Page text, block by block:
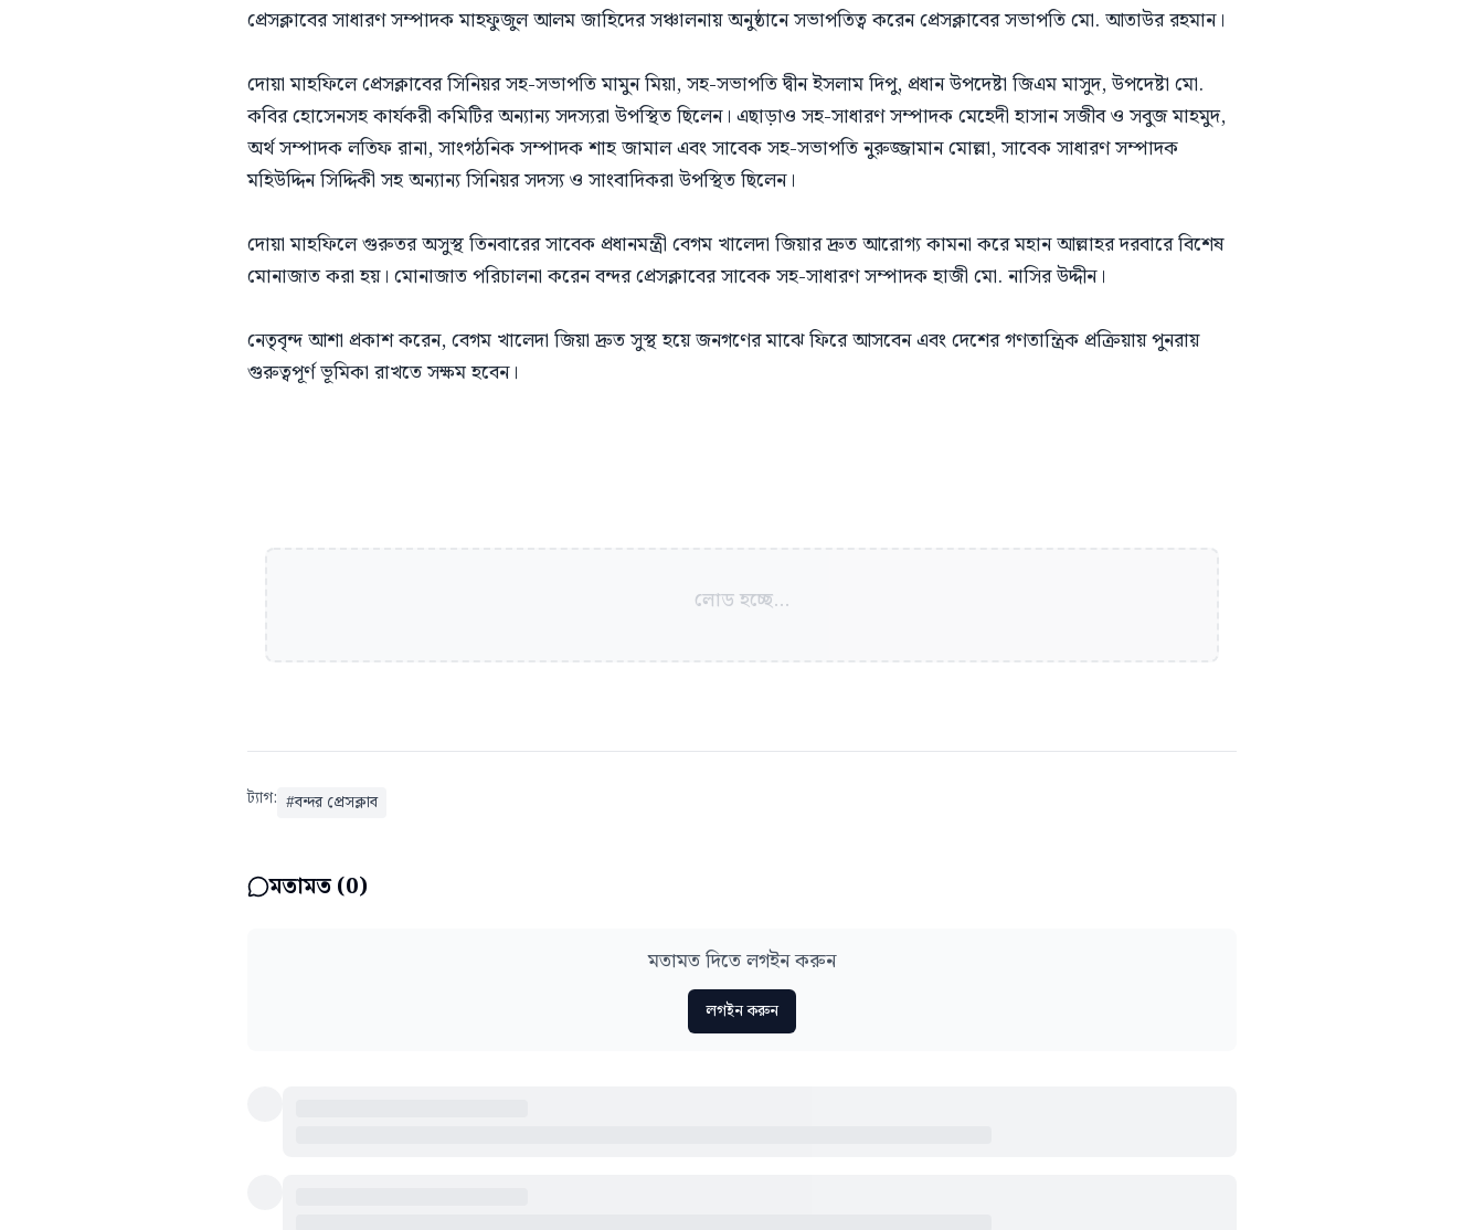
প্রেসক্লাবের সাধারণ সম্পাদক মাহফুজুল আলম জাহিদের সঞ্চালনায় অনুষ্ঠানে সভাপতিত্ব করেন প্রেসক্লাবের সভাপতি মো. আতাউর রহমান।
দোয়া মাহফিলে প্রেসক্লাবের সিনিয়র সহ-সভাপতি মামুন মিয়া, সহ-সভাপতি দ্বীন ইসলাম দিপু, প্রধান উপদেষ্টা জিএম মাসুদ, উপদেষ্টা মো.
কবির হোসেনসহ কার্যকরী কমিটির অন্যান্য সদস্যরা উপস্থিত ছিলেন। এছাড়াও সহ-সাধারণ সম্পাদক মেহেদী হাসান সজীব ও সবুজ মাহমুদ,
অর্থ সম্পাদক লতিফ রানা, সাংগঠনিক সম্পাদক শাহ জামাল এবং সাবেক সহ-সভাপতি নুরুজ্জামান মোল্লা, সাবেক সাধারণ সম্পাদক
মহিউদ্দিন সিদ্দিকী সহ অন্যান্য সিনিয়র সদস্য ও সাংবাদিকরা উপস্থিত ছিলেন।
দোয়া মাহফিলে গুরুতর অসুস্থ তিনবারের সাবেক প্রধানমন্ত্রী বেগম খালেদা জিয়ার দ্রুত আরোগ্য কামনা করে মহান আল্লাহর দরবারে বিশেষ
মোনাজাত করা হয়। মোনাজাত পরিচালনা করেন বন্দর প্রেসক্লাবের সাবেক সহ-সাধারণ সম্পাদক হাজী মো. নাসির উদ্দীন।
নেতৃবৃন্দ আশা প্রকাশ করেন, বেগম খালেদা জিয়া দ্রুত সুস্থ হয়ে জনগণের মাঝে ফিরে আসবেন এবং দেশের গণতান্ত্রিক প্রক্রিয়ায় পুনরায়
গুরুত্বপূর্ণ ভূমিকা রাখতে সক্ষম হবেন।
লোড হচ্ছে...
ট্যাগ: #বন্দর প্রেসক্লাব
মতামত (0)
মতামত দিতে লগইন করুন
লগইন করুন